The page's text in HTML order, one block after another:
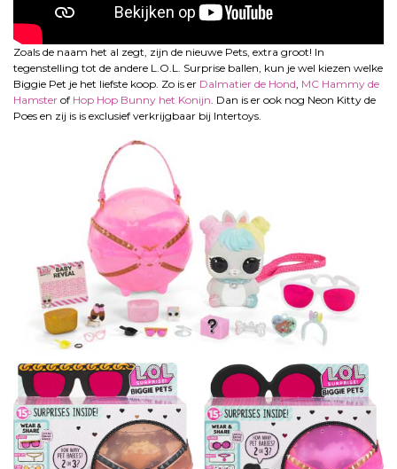
Zoals de naam het al zegt, zijn de nieuwe Pets, extra groot! In
tegenstelling tot de andere L.O.L. Surprise ballen, kun je wel kiezen welke
Biggie Pet je het liefste koop. Zo is er Dalmatier de Hond, MC Hammy de
Hamster of Hop Hop Bunny het Konijn. Dan is er ook nog Neon Kitty de
Poes en zij is is exclusief verkrijgbaar bij Intertoys.